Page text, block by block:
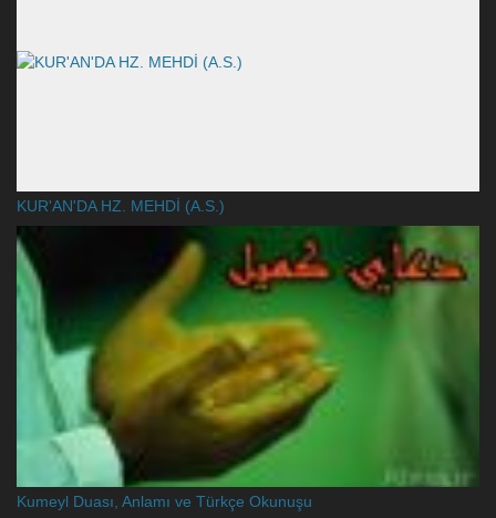
KUR'AN'DA HZ. MEHDİ (A.S.)
Kumeyl Duası, Anlamı ve Türkçe Okunuşu